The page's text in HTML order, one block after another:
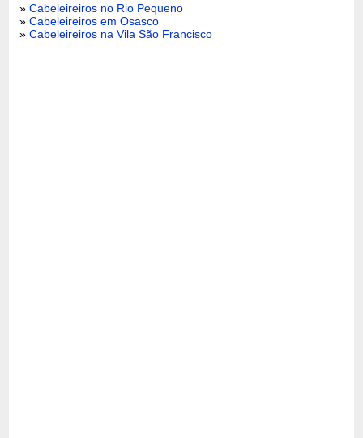
»Cabeleireiros no Rio Pequeno
»Cabeleireiros em Osasco
»Cabeleireiros na Vila São Francisco